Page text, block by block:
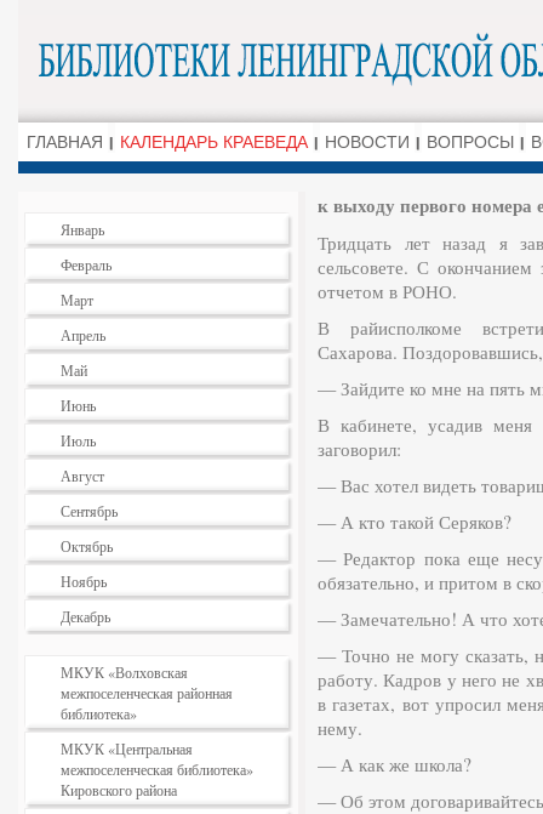
ГЛАВНАЯ КАЛЕНДАРЬ КРАЕВЕДА НОВОСТИ ВОПРОСЫ
Январь
Февраль
Март
Апрель
Май
Июнь
Июль
Август
Сентябрь
Октябрь
Ноябрь
Декабрь
МКУК «Волховская
межпоселенческая районная
библиотека»
МКУК «Центральная
межпоселенческая библиотека»
Кировского района
к выходу первого
Тридцать лет назад я
сельсовете. С
отчетом в РОНО.
В райисполкоме
Сахарова.
— Зайдите ко мне на пять
В кабинете, усадив
заговорил:
— Вас хотел видеть
— А кто такой Серяков?
— Редактор пока еще
обязательно, и притом в
— Замечательно! А что
— Точно не могу сказать,
работу. Кадров у него не
в газетах, вот упросил
нему.
— А как же школа?
— Об этом